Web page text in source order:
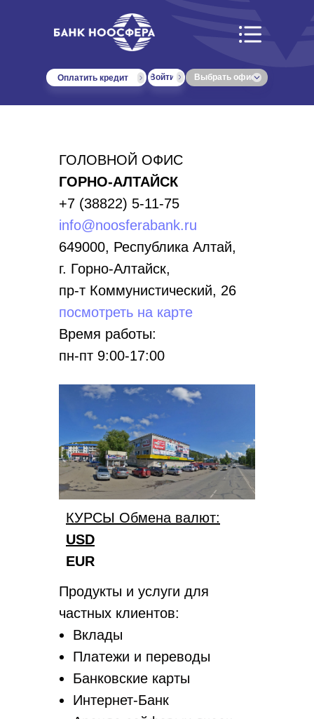
Войти Выбрать офис
Оплатить кредит
ГОЛОВНОЙ ОФИС
ГОРНО-АЛТАЙСК
+7 (38822) 5-11-75
info@noosferabank.ru
649000, Республика Алтай,
г. Горно-Алтайск,
пр-т Коммунистический, 26
посмотреть на карте
Время работы:
пн-пт 9:00-17:00
КУРСЫ Обмена валют:
USD
EUR
Продукты и услуги для
частных клиентов:
Вклады
Платежи и переводы
Банковские карты
Интернет-Банк